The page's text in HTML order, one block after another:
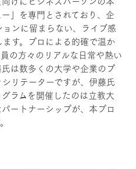
」を専門とされており、企
ンに留まらない、ライブ感
す。プロによる的確で温か
の方々のリアルな日常や熱い
は数多くの大学や企業のプ
リテーターですが、伊藤氏
ラムを開催したのは立教大
ートナーシップが、本プロ